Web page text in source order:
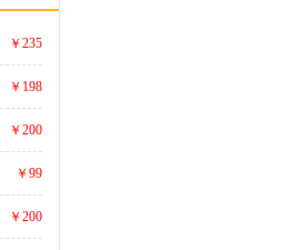
￥235
￥198
￥200
￥99
￥200